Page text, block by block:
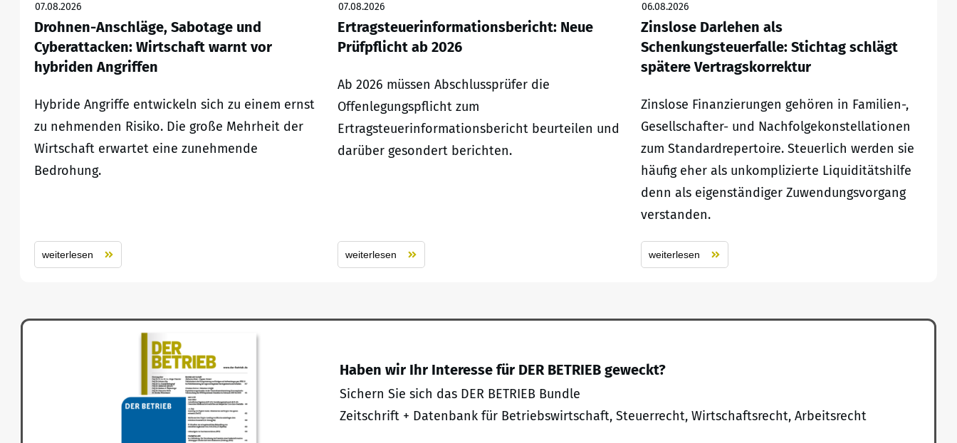
07.08.2026
Drohnen-Anschläge, Sabotage und
Cyberattacken: Wirtschaft warnt vor
hybriden Angriffen
Hybride Angriffe entwickeln sich zu einem ernst
zu nehmenden Risiko. Die große Mehrheit der
Wirtschaft erwartet eine zunehmende
Bedrohung.
weiterlesen
07.08.2026
Ertragsteuerinformationsbericht: Neue
Prüfpflicht ab 2026
Ab 2026 müssen Abschlussprüfer die
Offenlegungspflicht zum
Ertragsteuerinformationsbericht beurteilen und
darüber gesondert berichten.
weiterlesen
06.08.2026
Zinslose Darlehen als
Schenkungsteuerfalle: Stichtag schlägt
spätere Vertragskorrektur
Zinslose Finanzierungen gehören in Familien-,
Gesellschafter- und Nachfolgekonstellationen
zum Standardrepertoire. Steuerlich werden sie
häufig eher als unkomplizierte Liquiditätshilfe
denn als eigenständiger Zuwendungsvorgang
verstanden.
weiterlesen
Haben wir Ihr Interesse für DER BETRIEB geweckt?
Sichern Sie sich das DER BETRIEB Bundle
Zeitschrift + Datenbank für Betriebswirtschaft, Steuerrecht, Wirtschaftsrecht, Arbeitsrecht